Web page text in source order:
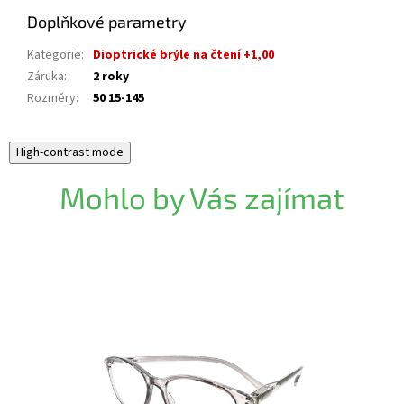
Doplňkové parametry
Kategorie: Dioptrické brýle na čtení +1,00
Záruka:
2 roky
Rozměry: 50 15-145
High-contrast mode
Mohlo by Vás zajímat